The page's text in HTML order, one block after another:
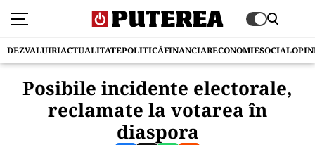
DEZVALUIRIACTUALITATEPOLITICĂFINANCIARECONOMIESOCIAL
Posibile incidente electorale,
reclamate la votarea în
diaspora